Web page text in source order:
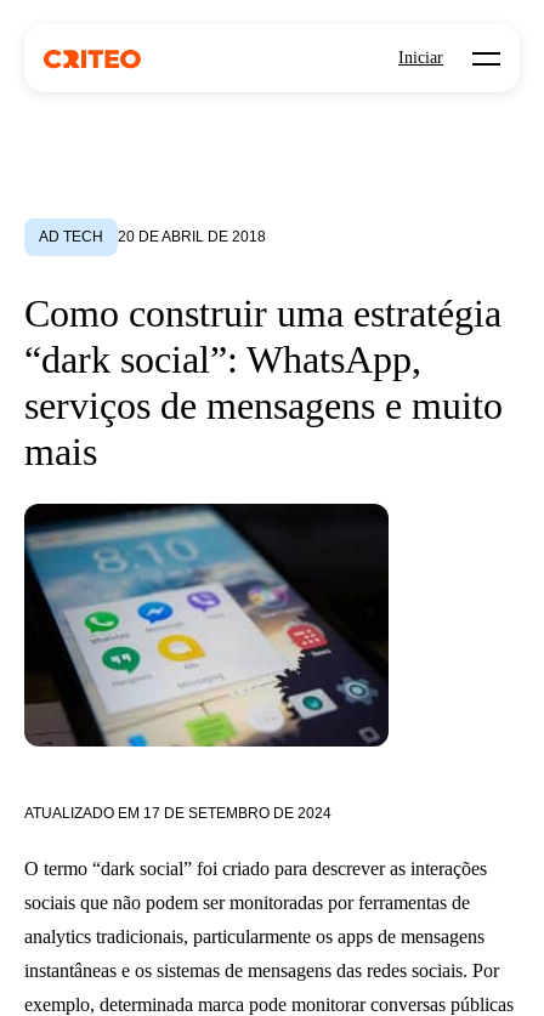
Iniciar Open
AD TECH 20 DE ABRIL DE 2018
Como construir uma estratégia
“dark social”: WhatsApp,
serviços de mensagens e muito
mais
ATUALIZADO EM 17 DE SETEMBRO DE 2024
O termo “dark social” foi criado para descrever as interações
sociais que não podem ser monitoradas por ferramentas de
analytics tradicionais, particularmente os apps de mensagens
instantâneas e os sistemas de mensagens das redes sociais. Por
exemplo, determinada marca pode monitorar conversas públicas